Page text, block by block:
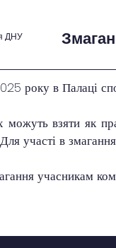
ДНУ
року в Палаці
можуть взяти як
участі в
учасникам